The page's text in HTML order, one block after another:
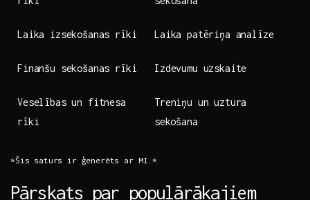
Laika izsekošanas rīki Laika patēriņa analīze
Finanšu sekošanas rīki Izdevumu uzskaite
Veselības un fitnesa⁢
rīki
Treniņu un uztura
⁤sekošana
*Šis saturs ir ģenerēts ar MI.*
Pārskats par populārākajiem